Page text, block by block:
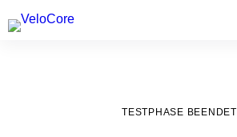
Agenturen & Webdesigner
TESTPHASE BEENDET